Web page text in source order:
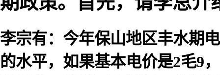
李宗有：今年保山地区丰水期
的水平，如果基本电价是2毛9